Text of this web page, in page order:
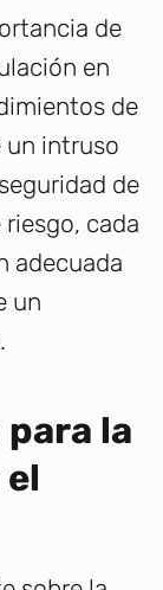
de
en
de
un intruso
de
cada
adecuada
un
la